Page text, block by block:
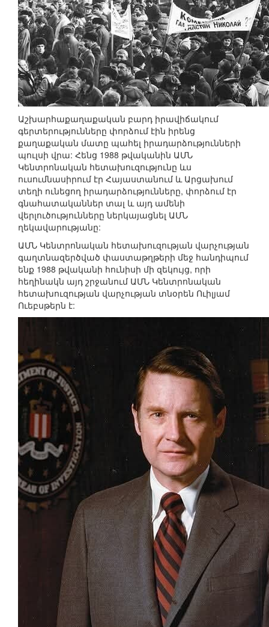
Աշխարհաքաղաքական բարդ իրավիճակում
գերտերությունները փորձում էին իրենց
քաղաքական մատը պահել իրադարձությունների
պուլսի վրա: Հենց 1988 թվականին ԱՄՆ
Կենտրոնական հետախուզությունը ևս
ուսումնասիրում էր Հայաստանում և Արցախում
տեղի ունեցող իրադարձությունները, փորձում էր
գնահատականներ տալ և այդ ամենի
վերլուծությունները ներկայացնել ԱՄՆ
ղեկավարությանը:
ԱՄՆ Կենտրոնական հետախուզության վարչության
գաղտնազերծված փաստաթղթերի մեջ հանդիպում
ենք 1988 թվականի հունիսի մի զեկույց, որի
հեղինակն այդ շրջանում ԱՄՆ Կենտրոնական
հետախուզության վարչության տնօրեն Ուիլյամ
Ուեբսթերն է: